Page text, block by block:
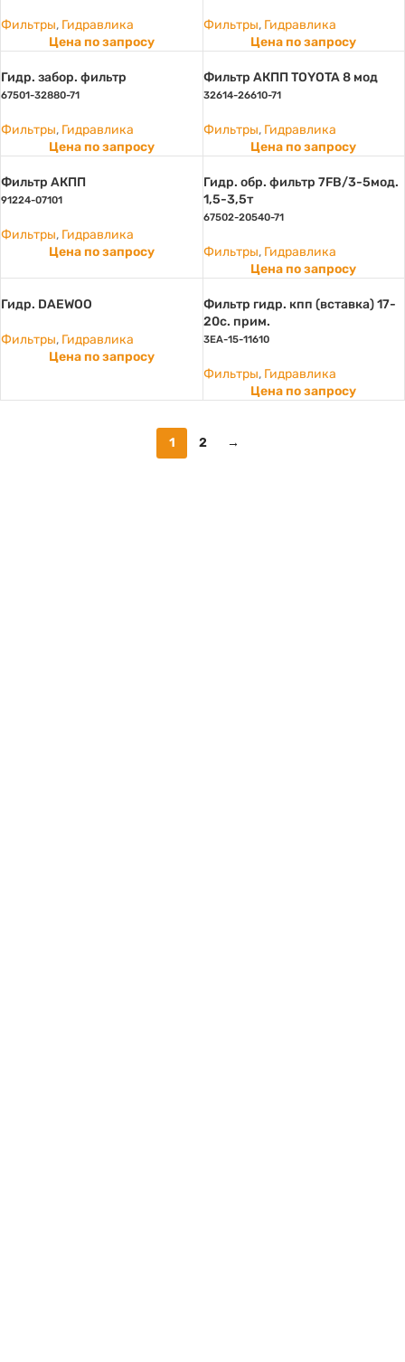
Фильтры, Гидравлика
Цена по запросу
Фильтры, Гидравлика
Цена по запросу
Гидр. забор. фильтр
67501-32880-71
Фильтры, Гидравлика
Цена по запросу
Фильтр АКПП TOYOTA 8 мод
32614-26610-71
Фильтры, Гидравлика
Цена по запросу
Фильтр АКПП
91224-07101
Фильтры, Гидравлика
Цена по запросу
Гидр. обр. фильтр 7FB/3-5мод.
1,5-3,5т
67502-20540-71
Фильтры, Гидравлика
Цена по запросу
Гидр. DAEWOO
Фильтры, Гидравлика
Цена по запросу
Фильтр гидр. кпп (вставка) 17-
20с. прим.
3EA-15-11610
Фильтры, Гидравлика
Цена по запросу
1 2 →